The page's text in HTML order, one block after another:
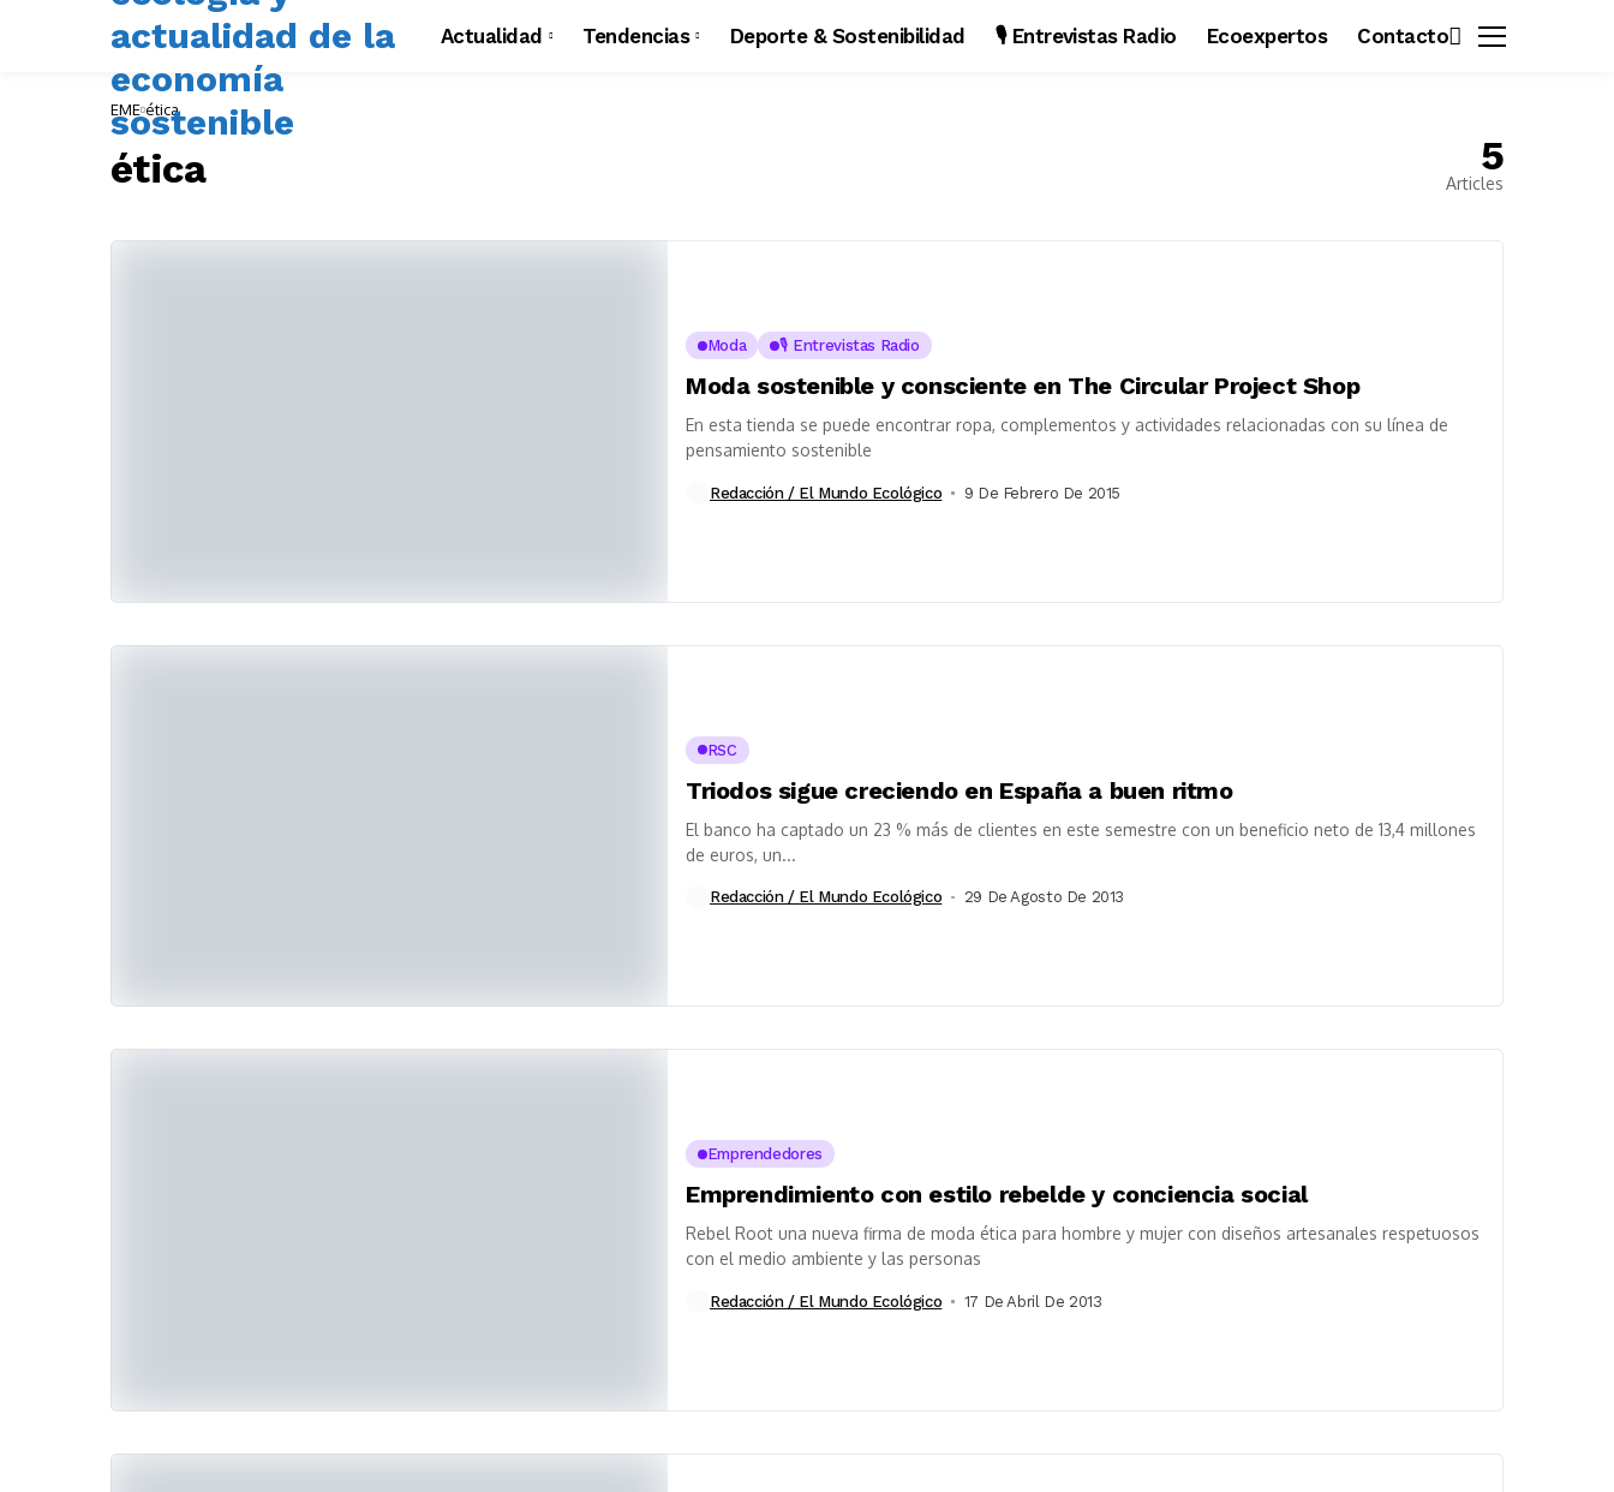
Actualidad Tendencias Deporte & Sostenibilidad 🎙️ Entrevistas Radio Ecoexpertos Contacto
EME ética
ética 5
Articles
Moda 🎙️ Entrevistas Radio
Moda sostenible y consciente en The Circular Project Shop
En esta tienda se puede encontrar ropa, complementos y actividades relacionadas con su línea de
pensamiento sostenible
Redacción / El Mundo Ecológico 9 De Febrero De 2015
RSC
Triodos sigue creciendo en España a buen ritmo
El banco ha captado un 23 % más de clientes en este semestre con un beneficio neto de 13,4 millones
de euros, un...
Redacción / El Mundo Ecológico 29 De Agosto De 2013
Emprendedores
Emprendimiento con estilo rebelde y conciencia social
Rebel Root una nueva firma de moda ética para hombre y mujer con diseños artesanales respetuosos
con el medio ambiente y las personas
Redacción / El Mundo Ecológico 17 De Abril De 2013